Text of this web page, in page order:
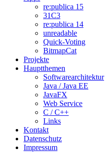
re:publica 15
31C3
re:publica 14
unreadable
Quick-Voting
BitmapCat
Projekte
Hauptthemen
Softwarearchitektur
Java / Java EE
JavaFX
Web Service
C / C++
Links
Kontakt
Datenschutz
Impressum